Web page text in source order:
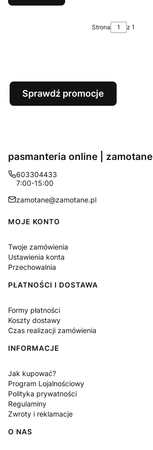
Strona z 1
Sprawdź promocje
pasmanteria online | zamotane
603304433
7:00-15:00
zamotane@zamotane.pl
Linki w stopce
MOJE KONTO
Twoje zamówienia
Ustawienia konta
Przechowalnia
PŁATNOŚCI I DOSTAWA
Formy płatności
Koszty dostawy
Czas realizacji zamówienia
INFORMACJE
Jak kupować?
Program Lojalnościowy
Polityka prywatności
Regulaminy
Zwroty i reklamacje
O NAS